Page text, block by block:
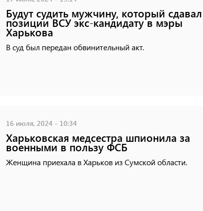
Будут судить мужчину, который сдавал
позиции ВСУ экс-кандидату в мэры
Харькова
В суд был передан обвинительный акт.
16 июля, 2024 - 10:34
Харьковская медсестра шпионила за
военными в пользу ФСБ
Женщина приехала в Харьков из Сумской области.